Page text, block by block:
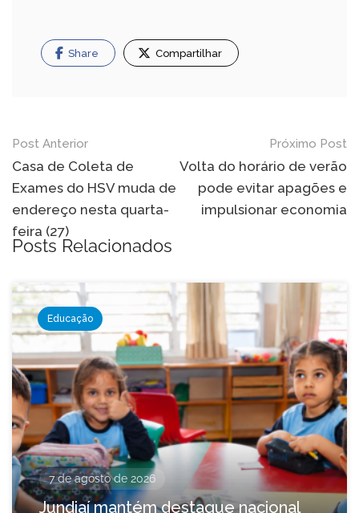
Share Compartilhar
Navegação
de
Post
Post Anterior
Casa de Coleta de
Exames do HSV muda de
endereço nesta quarta-
feira (27)
Próximo Post
Volta do horário de verão
pode evitar apagões e
impulsionar economia
Posts Relacionados
Educação
7 de agosto de 2026
Jundiaí mantém destaque nacional